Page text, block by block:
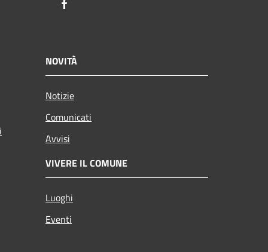
NOVITÀ
Notizie
Comunicati
Avvisi
VIVERE IL COMUNE
Luoghi
Eventi